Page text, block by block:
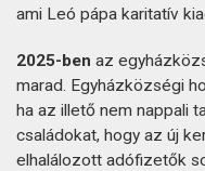
ami Leó pápa karitatív
2025-ben az
marad. Egyházközségi
ha az illető nem nappali
családokat, hogy az új
elhalálozott adófizetők